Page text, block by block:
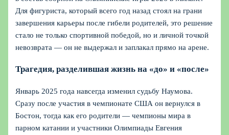
Для фигуриста, который всего год назад стоял на грани
завершения карьеры после гибели родителей, это решение
стало не только спортивной победой, но и личной точкой
невозврата — он не выдержал и заплакал прямо на арене.
Трагедия, разделившая жизнь на «до» и «после»
Январь 2025 года навсегда изменил судьбу Наумова.
Сразу после участия в чемпионате США он вернулся в
Бостон, тогда как его родители — чемпионы мира в
парном катании и участники Олимпиады Евгения